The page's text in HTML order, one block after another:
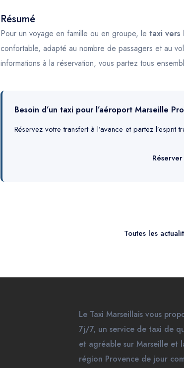
Résumé
Pour un voyage en famille ou en groupe, le taxi vers
confortable, adapté au nombre de passagers et au
informations à la réservation, vous partez tous
Besoin d’un taxi pour l’aéroport Marseille
Réservez votre transfert à l’avance et partez l’esprit
Toutes les
Le Taxi Marseillais vous
7j/7, un service de taxi de
et agréable sur Marseille et
région Provence de jour